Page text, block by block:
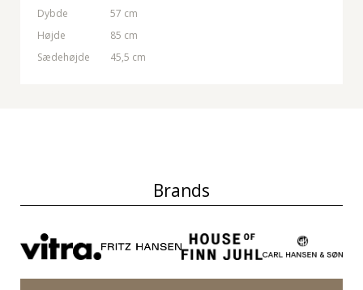
Dybde
57 cm
Højde
85 cm
Sædehøjde
45,5 cm
Brands